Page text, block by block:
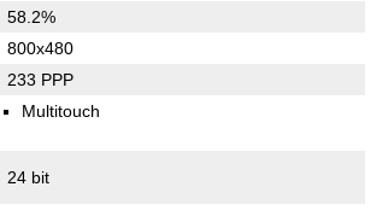
58.2%
800x480
233 PPP
Multitouch
24 bit